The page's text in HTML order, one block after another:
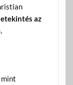
az
mint